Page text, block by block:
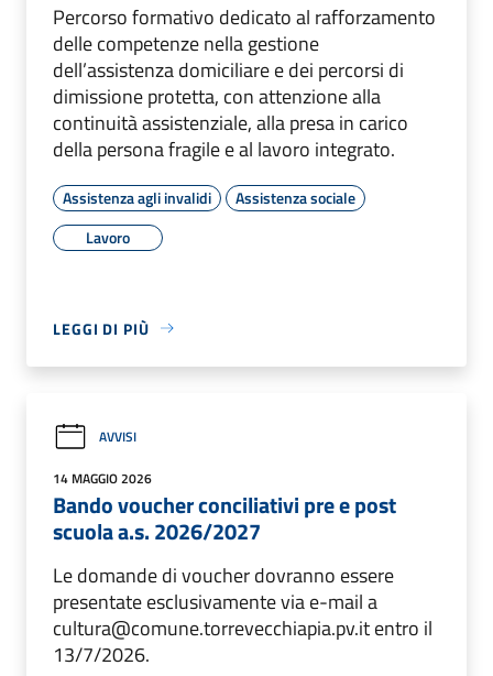
Percorso formativo dedicato al rafforzamento
delle competenze nella gestione
dell’assistenza domiciliare e dei percorsi di
dimissione protetta, con attenzione alla
continuità assistenziale, alla presa in carico
della persona fragile e al lavoro integrato.
Assistenza agli invalidi
Assistenza sociale
Lavoro
LEGGI DI PIÙ
AVVISI
14 MAGGIO 2026
Bando voucher conciliativi pre e post
scuola a.s. 2026/2027
Le domande di voucher dovranno essere
presentate esclusivamente via e-mail a
cultura@comune.torrevecchiapia.pv.it entro il
13/7/2026.